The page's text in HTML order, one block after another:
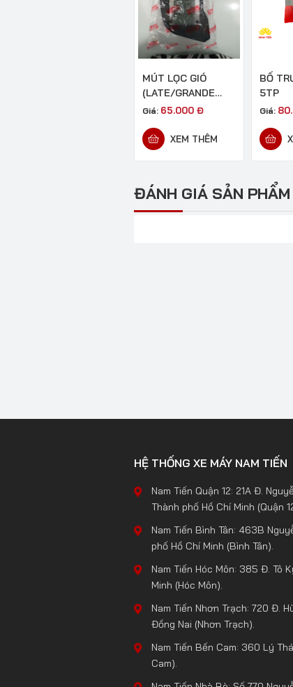
MÚT LỌC GIÓ
(LATE/GRANDE
2019)
Giá: 65.000 Đ
XEM THÊM
BỐ
5TP
Giá:
ĐÁNH GIÁ SẢN PHẨM
HỆ THỐNG XE MÁY NAM TIẾN
Nam Tiến Quận 12: 21A Đ.
Thành phố Hồ Chí Minh (Quận
Nam Tiến Bình Tân: 463B
phố Hồ Chí Minh (Bình Tân).
Nam Tiến Hóc Môn: 385 Đ. Tô
Minh (Hóc Môn).
Nam Tiến Nhơn Trạch: 720 Đ.
Đồng Nai (Nhơn Trạch).
Nam Tiến Bến Cam: 360 Lý
Cam).